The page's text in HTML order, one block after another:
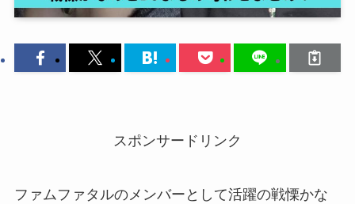
スポンサードリンク
ファムファタルのメンバーとして活躍の戦慄かな